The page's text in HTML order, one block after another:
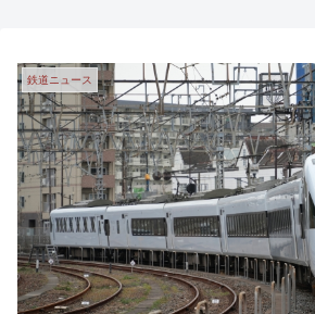
鉄道ニュース